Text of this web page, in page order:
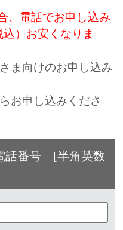
、電話でお申し込み
）お安くなりま
ま向けのお申し込み
お申し込みくださ
話番号 [半角英数